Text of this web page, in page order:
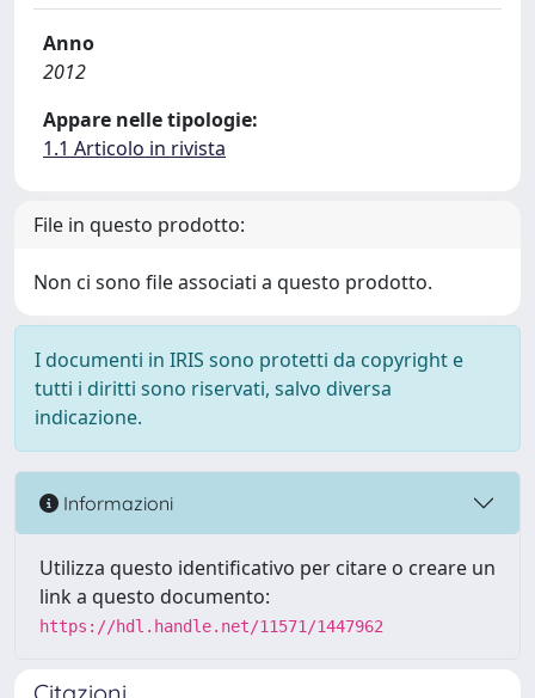
Anno
2012
Appare nelle tipologie:
1.1 Articolo in rivista
File in questo prodotto:
Non ci sono file associati a questo prodotto.
I documenti in IRIS sono protetti da copyright e
tutti i diritti sono riservati, salvo diversa
indicazione.
Informazioni
Utilizza questo identificativo per citare o creare un
link a questo documento:
https://hdl.handle.net/11571/1447962